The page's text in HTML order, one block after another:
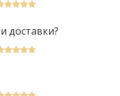
доставки?